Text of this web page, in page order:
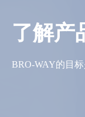
了解产
BRO-WAY的目